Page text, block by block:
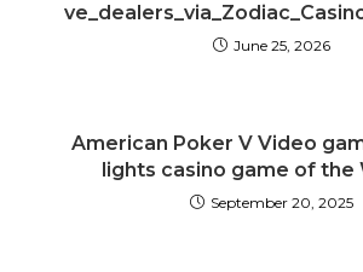
June 25, 2026
American Poker V Video
lights casino game of the
September 20, 2025